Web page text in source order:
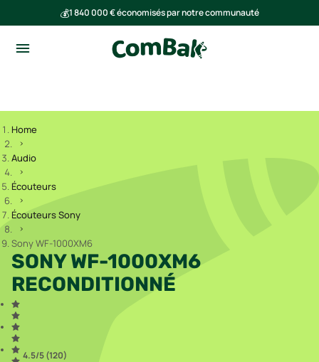
💰1 840 000 € économisés par notre communauté
Home
Audio
Écouteurs
Écouteurs Sony
Sony WF-1000XM6
SONY WF-1000XM6
RECONDITIONNÉ
4.5/5 (120)